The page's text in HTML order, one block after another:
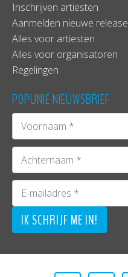
Inschrijven artiesten
Aanmelden nieuwe release
Alles voor artiesten
Alles voor organisatoren
Regelingen
POPUNIE NIEUWSBRIEF